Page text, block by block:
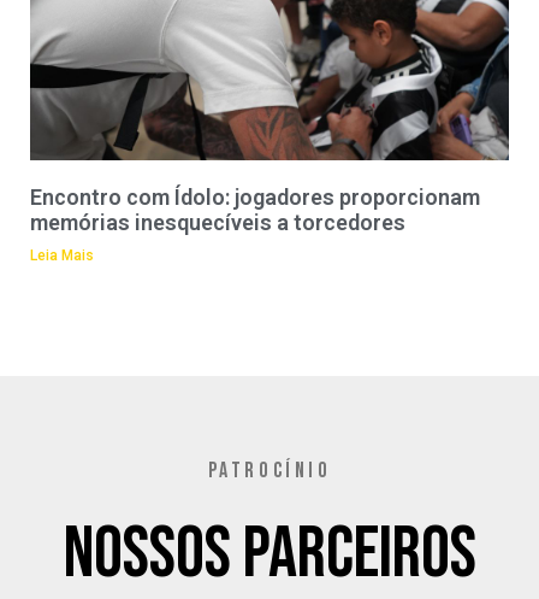
Encontro com Ídolo: jogadores proporcionam
memórias inesquecíveis a torcedores
Leia Mais
PATROCÍNIO
Nossos Parceiros